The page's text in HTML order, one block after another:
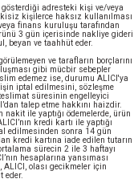
gösterdiği adresteki kişi ve/veya
kişilerce haksız kullanılması
finans kuruluşu tarafından
3 gün içerisinde nakliye gideri
beyan ve taahhüt eder.
ve tarafların borçlarını
gibi mücbir sebepler
edemez ise, durumu ALICI'ya
iptal edilmesini, sözleşme
süresinin engelleyici
talep etme hakkını haizdir.
ile yaptığı ödemelerde, ürün
kredi kartı ile yaptığı
edilmesinden sonra 14 gün
kredi kartına iade edilen tutarın
sürecin 2 ile 3 haftayı
hesaplarına yansıması
olası gecikmeler için
eder.